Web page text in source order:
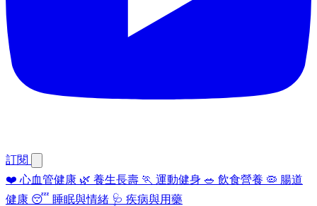
訂閱
❤️ 心血管健康 🌿 養生長壽 🏃 運動健身 🥗 飲食營養 🦠 腸道
健康 😴 睡眠與情緒 🩺 疾病與用藥